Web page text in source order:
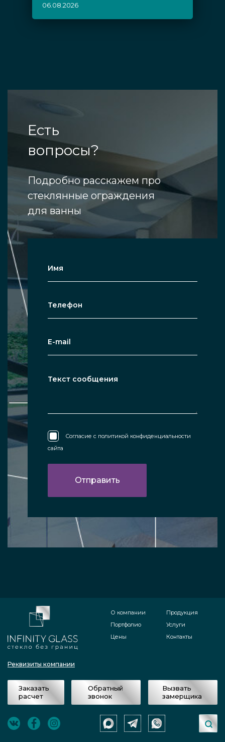
06.08.2026
Есть
вопросы?
Подробно расскажем про
стеклянные ограждения
для ванны
Согласие с политикой конфиденциальности
сайта
Реквизиты компании
О компании
Портфолио
Цены
Продукция
Услуги
Контакты
Заказать
расчет
Обратный
звонок
Вызвать
замерщика